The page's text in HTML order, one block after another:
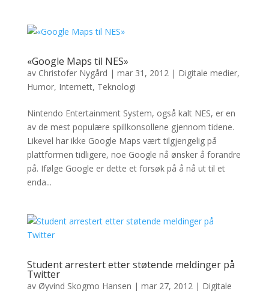
«Google Maps til NES»
av Christofer Nygård | mar 31, 2012| Digitale medier,
Humor, Internett, Teknologi
Nintendo Entertainment System, også kalt NES, er en
av de mest populære spillkonsollene gjennom tidene.
Likevel har ikke Google Maps vært tilgjengelig på
plattformen tidligere, noe Google nå ønsker å forandre
på. Ifølge Google er dette et forsøk på å nå ut til et
enda...
Student arrestert etter støtende meldinger på
Twitter
av Øyvind Skogmo Hansen | mar 27, 2012| Digitale